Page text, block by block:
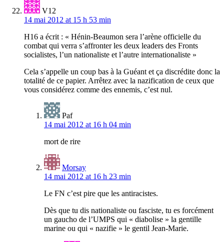
V12
14 mai 2012 at 15 h 53 min
H16 a écrit : « Hénin-Beaumon sera l’arène officielle du
combat qui verra s’affronter les deux leaders des Fronts
socialistes, l’un nationaliste et l’autre internationaliste »
Cela s’appelle un coup bas à la Guéant et ça discrédite donc la
totalité de ce papier. Arrêtez avec la nazification de ceux que
vous considérez comme des ennemis, c’est nul.
Paf
14 mai 2012 at 16 h 04 min
mort de rire
Morsay
14 mai 2012 at 16 h 23 min
Le FN c’est pire que les antiracistes.
Dès que tu dis nationaliste ou fasciste, tu es forcément
un gaucho de l’UMPS qui « diabolise » la gentille
marine ou qui « nazifie » le gentil Jean-Marie.